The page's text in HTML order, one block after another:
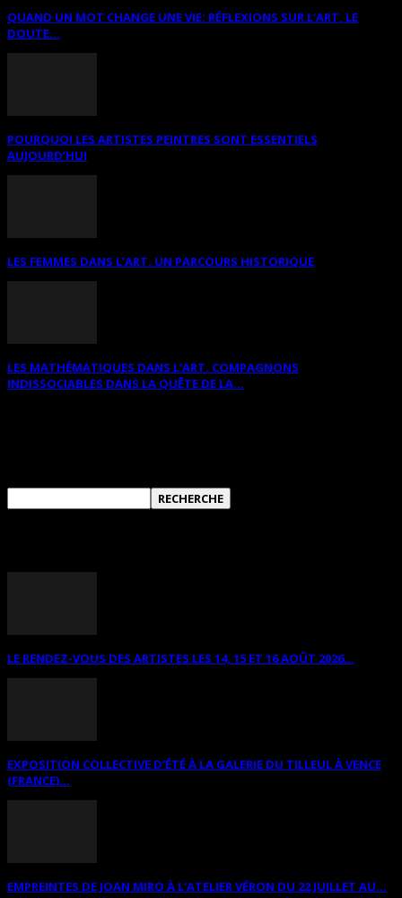
QUAND UN MOT CHANGE UNE VIE: RÉFLEXIONS SUR L’ART, LE
DOUTE...
POURQUOI LES ARTISTES PEINTRES SONT ESSENTIELS
AUJOURD’HUI
LES FEMMES DANS L’ART. UN PARCOURS HISTORIQUE
LES MATHÉMATIQUES DANS L’ART. COMPAGNONS
INDISSOCIABLES DANS LA QUÊTE DE LA...
LE RENDEZ-VOUS DES ARTISTES LES 14, 15 ET 16 AOÛT 2026...
EXPOSITION COLLECTIVE D’ÉTÉ À LA GALERIE DU TILLEUL À VENCE
(FRANCE)...
EMPREINTES DE JOAN MIRO À L’ATELIER VÉRON DU 22 JUILLET AU...